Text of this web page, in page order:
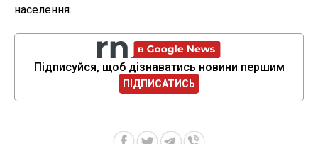
населення.
Підписуйся, щоб дізнаватись новини першим
ПІДПИСАТИСЬ